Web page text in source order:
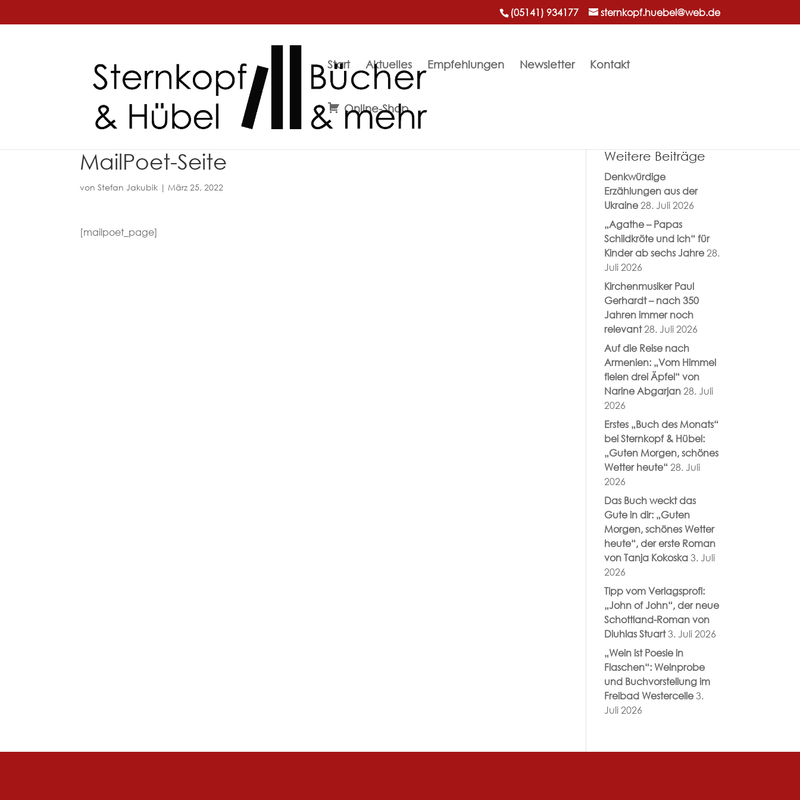
(05141) 934177 sternkopf.huebel@web.de
Start Aktuelles Empfehlungen Newsletter Kontakt
Online-Shop
MailPoet-Seite
vonStefan Jakubik |März 25, 2022
[mailpoet_page]
Weitere Beiträge
Denkwürdige
Erzählungen aus der
Ukraine28. Juli 2026
„Agathe – Papas
Schildkröte und ich“ für
Kinder ab sechs Jahre28.
Juli 2026
Kirchenmusiker Paul
Gerhardt – nach 350
Jahren immer noch
relevant28. Juli 2026
Auf die Reise nach
Armenien: „Vom Himmel
fielen drei Äpfel“ von
Narine Abgarjan28. Juli
2026
Erstes „Buch des Monats“
bei Sternkopf & Hübel:
„Guten Morgen, schönes
Wetter heute“ 28. Juli
2026
Das Buch weckt das
Gute in dir: „Guten
Morgen, schönes Wetter
heute“, der erste Roman
von Tanja Kokoska3. Juli
2026
Tipp vom Verlagsprofi:
„John of John“, der neue
Schottland-Roman von
Diuhlas Stuart3. Juli 2026
„Wein ist Poesie in
Flaschen“: Weinprobe
und Buchvorstellung im
Freibad Westercelle3.
Juli 2026